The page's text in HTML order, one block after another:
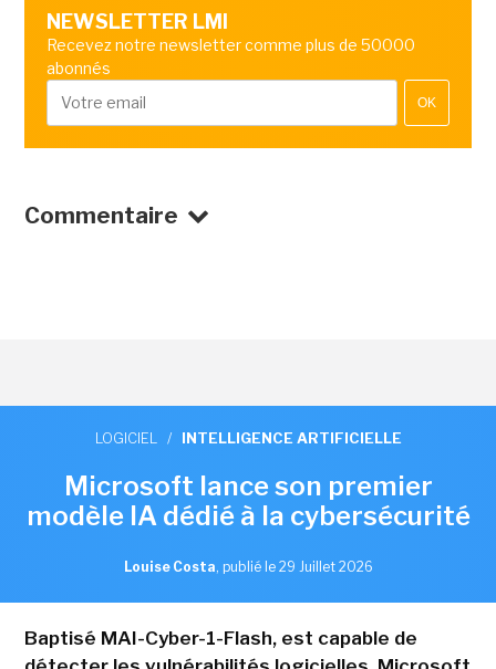
NEWSLETTER LMI
Recevez notre newsletter comme plus de 50000
abonnés
OK
Commentaire
LOGICIEL / INTELLIGENCE ARTIFICIELLE
Microsoft lance son premier
modèle IA dédié à la cybersécurité
Louise Costa, publié le 29 Juillet 2026
Baptisé MAI-Cyber-1-Flash, est capable de